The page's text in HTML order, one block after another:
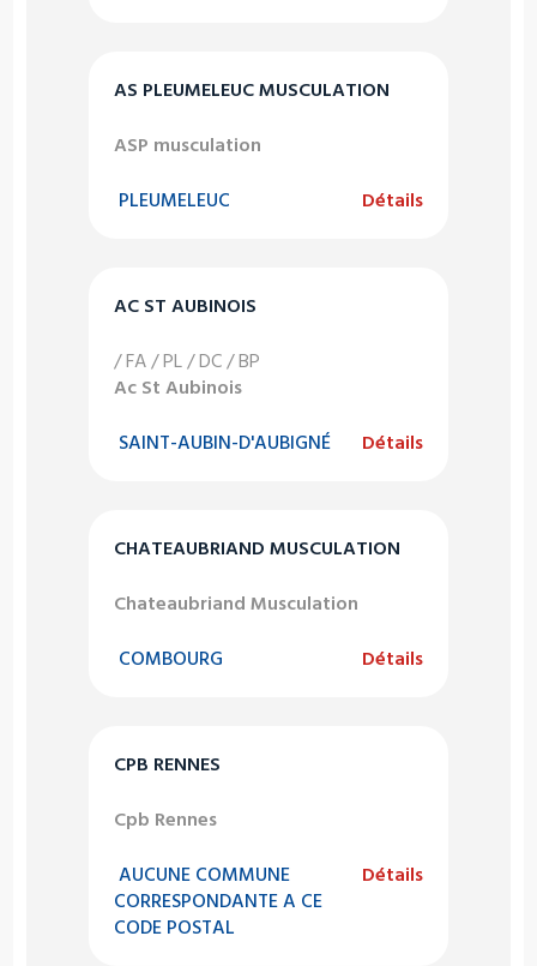
AS PLEUMELEUC MUSCULATION
ASP musculation
PLEUMELEUC Détails
AC ST AUBINOIS
/ FA / PL / DC / BP
Ac St Aubinois
SAINT-AUBIN-D'AUBIGNÉ Détails
CHATEAUBRIAND MUSCULATION
Chateaubriand Musculation
COMBOURG Détails
CPB RENNES
Cpb Rennes
AUCUNE COMMUNE
CORRESPONDANTE A CE
CODE POSTAL
Détails